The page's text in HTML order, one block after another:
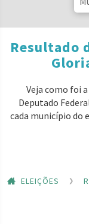
Resultado
Veja como foi
Deputado
cada município do
ELEIÇÕES